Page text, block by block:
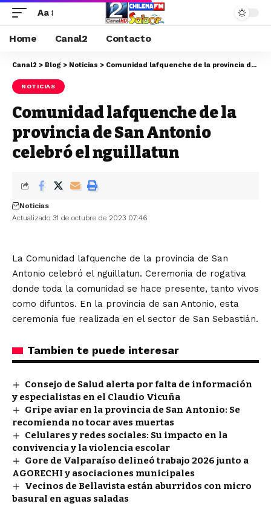
Aa
Home Canal2 Contacto
Canal2 > Blog > Noticias > Comunidad lafquenche de la provincia de San Antonio celebró el nguillatun
NOTICIAS
Comunidad lafquenche de la
provincia de San Antonio
celebró el nguillatun
Actualizado 31 de octubre de 2023 07:46
Noticias
La Comunidad lafquenche de la provincia de San
Antonio celebró el nguillatun. Ceremonia de rogativa
donde toda la comunidad se hace presente, tanto vivos
como difuntos. En la provincia de san Antonio, esta
ceremonia fue realizada en el sector de San Sebastián.
Tambien te puede interesar
Consejo de Salud alerta por falta de información
y especialistas en el Claudio Vicuña
Gripe aviar en la provincia de San Antonio: Se
recomienda no tocar aves muertas
Celulares y redes sociales: Su impacto en la
convivencia y la violencia escolar
Gore de Valparaíso delineó trabajo 2026 junto a
AGORECHI y asociaciones municipales
Vecinos de Bellavista están aburridos con micro
basural en aguas saladas